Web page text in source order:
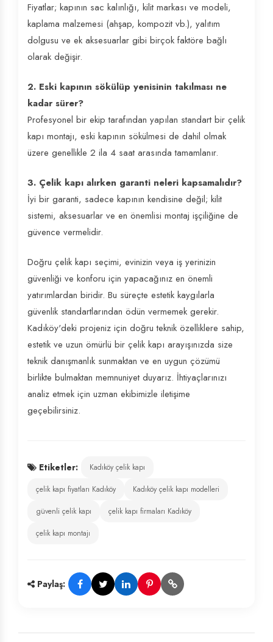
Fiyatlar; kapının sac kalınlığı, kilit markası ve modeli,
kaplama malzemesi (ahşap, kompozit vb.), yalıtım
dolgusu ve ek aksesuarlar gibi birçok faktöre bağlı
olarak değişir.
2. Eski kapının sökülüp yenisinin takılması ne
kadar sürer?
Profesyonel bir ekip tarafından yapılan standart bir çelik
kapı montajı, eski kapının sökülmesi de dahil olmak
üzere genellikle 2 ila 4 saat arasında tamamlanır.
3. Çelik kapı alırken garanti neleri kapsamalıdır?
İyi bir garanti, sadece kapının kendisine değil; kilit
sistemi, aksesuarlar ve en önemlisi montaj işçiliğine de
güvence vermelidir.
Doğru çelik kapı seçimi, evinizin veya iş yerinizin
güvenliği ve konforu için yapacağınız en önemli
yatırımlardan biridir. Bu süreçte estetik kaygılarla
güvenlik standartlarından ödün vermemek gerekir.
Kadıköy'deki projeniz için doğru teknik özelliklere sahip,
estetik ve uzun ömürlü bir çelik kapı arayışınızda size
teknik danışmanlık sunmaktan ve en uygun çözümü
birlikte bulmaktan memnuniyet duyarız. İhtiyaçlarınızı
analiz etmek için uzman ekibimizle iletişime
geçebilirsiniz.
Etiketler:
Kadıköy çelik kapı
çelik kapı fiyatları Kadıköy
Kadıköy çelik kapı modelleri
güvenli çelik kapı
çelik kapı firmaları Kadıköy
çelik kapı montajı
Paylaş: